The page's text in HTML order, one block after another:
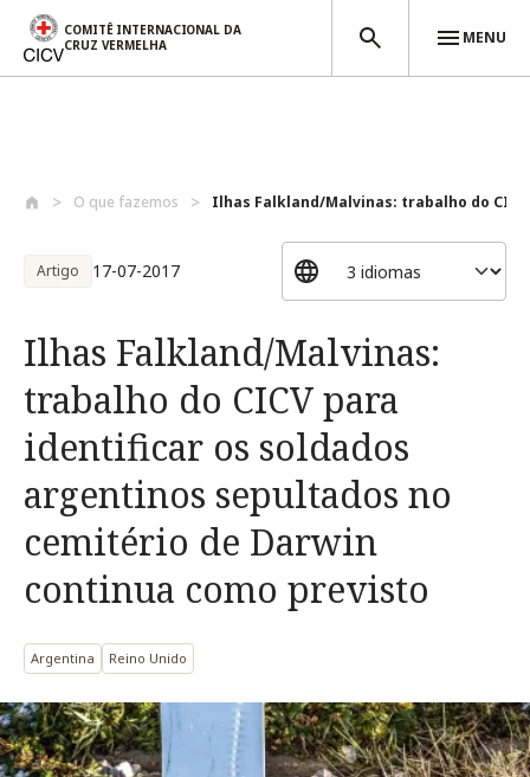
COMITÊ INTERNACIONAL DA
CRUZ VERMELHA
MENU
O que fazemos Ilhas Falkland/Malvinas: trabalho do
Artigo 17-07-2017
Ilhas Falkland/Malvinas:
trabalho do CICV para
identificar os soldados
argentinos sepultados no
cemitério de Darwin
continua como previsto
Argentina Reino Unido